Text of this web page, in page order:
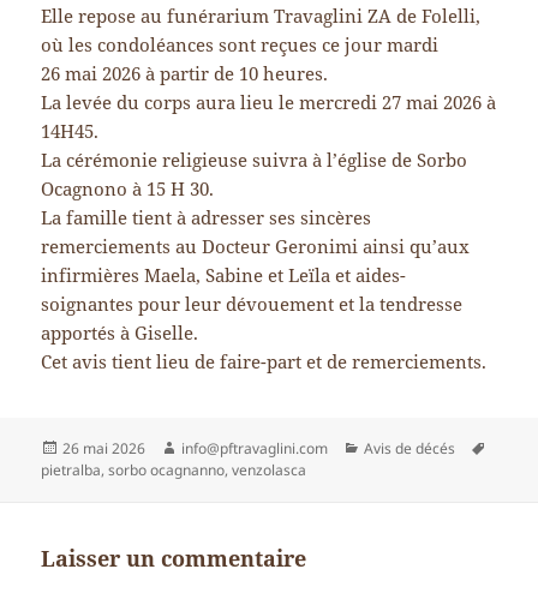
Elle repose au funérarium Travaglini ZA de Folelli,
où les condoléances sont reçues ce jour mardi
26 mai 2026 à partir de 10 heures.
La levée du corps aura lieu le mercredi 27 mai 2026 à
14H45.
La cérémonie religieuse suivra à l’église de Sorbo
Ocagnono à 15 H 30.
La famille tient à adresser ses sincères
remerciements au Docteur Geronimi ainsi qu’aux
infirmières Maela, Sabine et Leïla et aides-
soignantes pour leur dévouement et la tendresse
apportés à Giselle.
Cet avis tient lieu de faire-part et de remerciements.
Publié
le
26 mai 2026 Auteur
info@pftravaglini.com Catégories
Avis de décés
pietralba,sorbo ocagnanno,venzolasca
Laisser un commentaire